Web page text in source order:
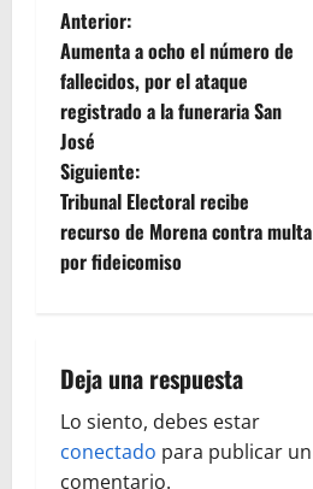
N
a
v
e
g
a
i
ó
Anterior:
Aumenta a ocho el número de
fallecidos, por el ataque
registrado a la funeraria San
José
Siguiente:
Tribunal Electoral recibe
recurso de Morena contra multa
por fideicomiso
Deja una respuesta
Lo siento, debes estar
conectado para publicar un
comentario.